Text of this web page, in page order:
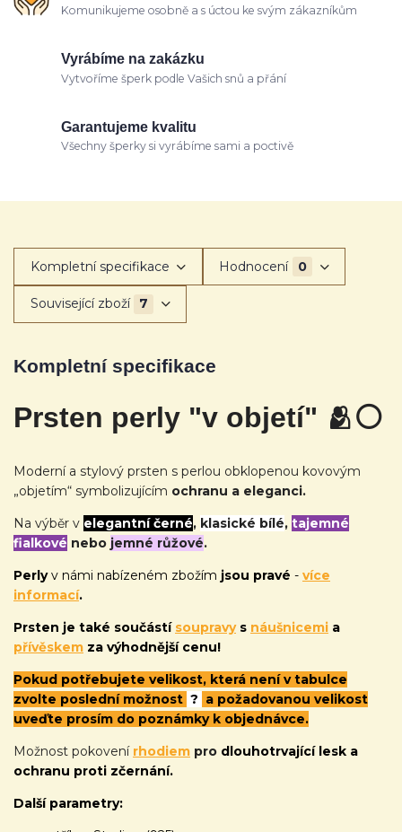
Komunikujeme osobně a s úctou ke svým zákazníkům
Vyrábíme na zakázku
Vytvoříme šperk podle Vašich snů a přání
Garantujeme kvalitu
Všechny šperky si vyrábíme sami a poctivě
Kompletní specifikace Hodnocení 0
Související zboží 7
Kompletní specifikace
Prsten perly "v objetí" 🫂⚪
Moderní a stylový prsten s perlou obklopenou kovovým
„objetím“ symbolizujícím ochranu a eleganci.
Na výběr v elegantní černé, klasické bílé, tajemné
fialkové nebo jemné růžové.
Perlyv námi nabízeném zbožím jsou pravé - více
informací.
Prsten je také součástí soupravys náušnicemi a
přívěskem za výhodnější cenu!
Pokud potřebujete velikost, která není v tabulce
zvolte poslední možnost ? a požadovanou velikost
uveďte prosím do poznámky k objednávce.
Možnost pokovení rhodiem pro dlouhotrvající lesk a
ochranu proti zčernání.
Další parametry: